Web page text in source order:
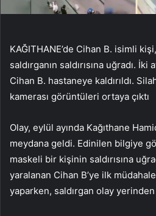
KAĞITHANE’de Cihan B. isimli
saldırganın saldırısına uğradı.
Cihan B. hastaneye kaldırıldı.
kamerası görüntüleri ortaya çıktı
Olay, eylül ayında Kağıthane
meydana geldi. Edinilen bilgiye
maskeli bir kişinin saldırısına
yaralanan Cihan B’ye ilk
yaparken, saldırgan olay yerinden